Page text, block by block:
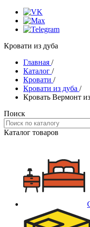
Кровати из дуба
Главная /
Каталог /
Кровати /
Кровати из дуба /
Кровать Вермонт
Поиск
Каталог товаров